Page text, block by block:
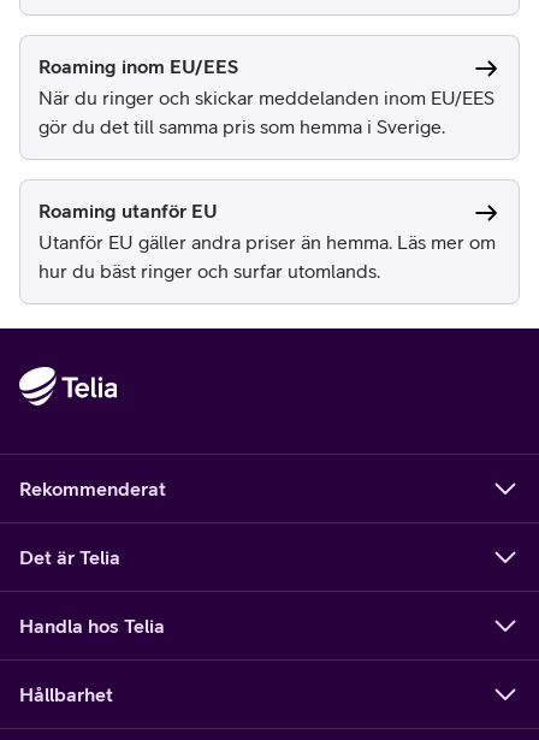
Roaming inom EU/EES
När du ringer och skickar meddelanden inom EU/EES
gör du det till samma pris som hemma i Sverige.
Roaming utanför EU
Utanför EU gäller andra priser än hemma. Läs mer om
hur du bäst ringer och surfar utomlands.
Rekommenderat
Det är Telia
Handla hos Telia
Hållbarhet